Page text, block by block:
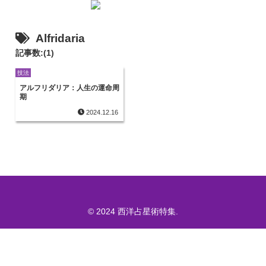
Alfridaria
記事数:(1)
技法
アルフリダリア：人生の運命周
期
2024.12.16
© 2024 西洋占星術特集.